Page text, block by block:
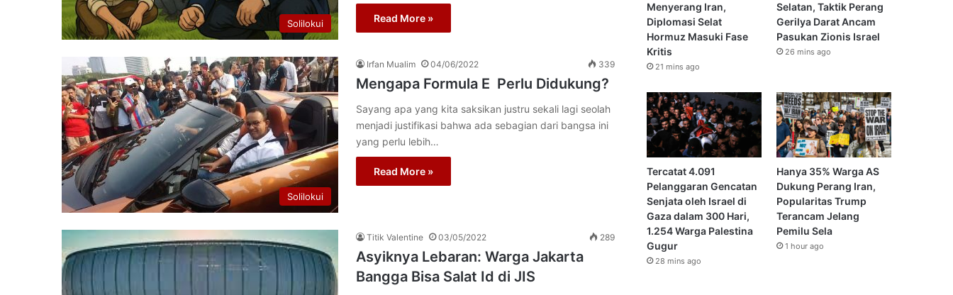
Solilokui Read More »
Solilokui
Irfan Mualim 04/06/2022 339
Mengapa Formula E Perlu Didukung?
Sayang apa yang kita saksikan justru sekali lagi seolah
menjadi justifikasi bahwa ada sebagian dari bangsa ini
yang perlu lebih…
Read More »
Titik Valentine 03/05/2022 289
Asyiknya Lebaran: Warga Jakarta
Bangga Bisa Salat Id di JIS
Menyerang Iran,
Diplomasi Selat
Hormuz Masuki Fase
Kritis
21 mins ago
Selatan, Taktik Perang
Gerilya Darat Ancam
Pasukan Zionis Israel
26 mins ago
Tercatat 4.091
Pelanggaran Gencatan
Senjata oleh Israel di
Gaza dalam 300 Hari,
1.254 Warga Palestina
Gugur
28 mins ago
Hanya 35% Warga AS
Dukung Perang Iran,
Popularitas Trump
Terancam Jelang
Pemilu Sela
1 hour ago